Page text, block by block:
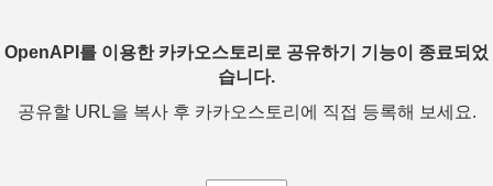
OpenAPI를 이용한 카카오스토리로 공유하기 기능이 종료되었
습니다.
공유할 URL을 복사 후 카카오스토리에 직접 등록해 보세요.